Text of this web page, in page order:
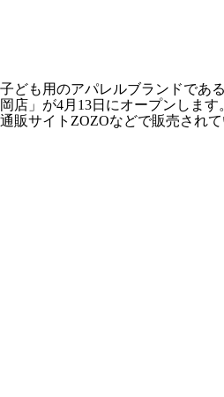
子ども用のアパレルブランドであ
岡店」が4月13日にオープンします
通販サイトZOZOなどで販売され